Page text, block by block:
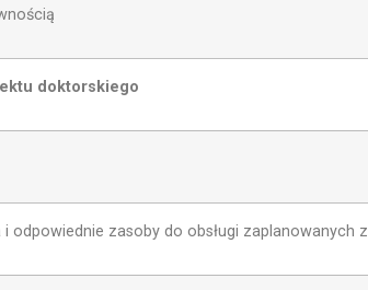
doktorskiego
zasoby do obsługi zaplanowanych